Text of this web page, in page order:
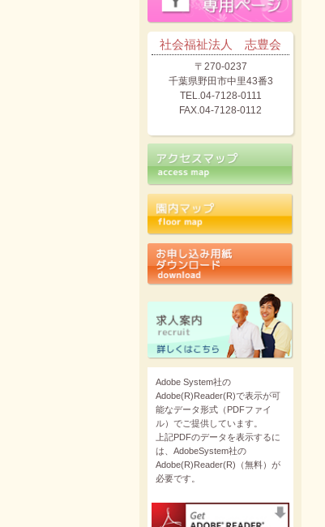
社会福祉法人 志豊会
〒270-0237
千葉県野田市中里43番3
TEL.04-7128-0111
FAX.04-7128-0112
Adobe System社の
Adobe(R)Reader(R)で表示が可
能なデータ形式（PDFファイ
ル）でご提供しています。
上記PDFのデータを表示するに
は、AdobeSystem社の
Adobe(R)Reader(R)（無料）が
必要です。